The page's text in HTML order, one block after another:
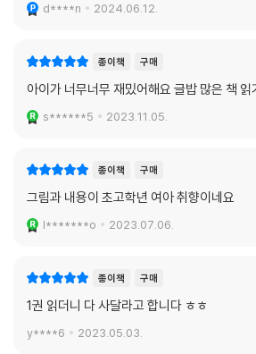
d****n 2024.06.12.
종이책 구매
아이가 너무너무 재밌어해요 글밥 많은 책
s******5 2023.11.05.
종이책 구매
그림과 내용이 초고학년 여아 취향이네요
l*******o 2023.07.06.
종이책 구매
1권 읽더니 다 사달라고 합니다 ㅎㅎ
y****6 2023.05.03.